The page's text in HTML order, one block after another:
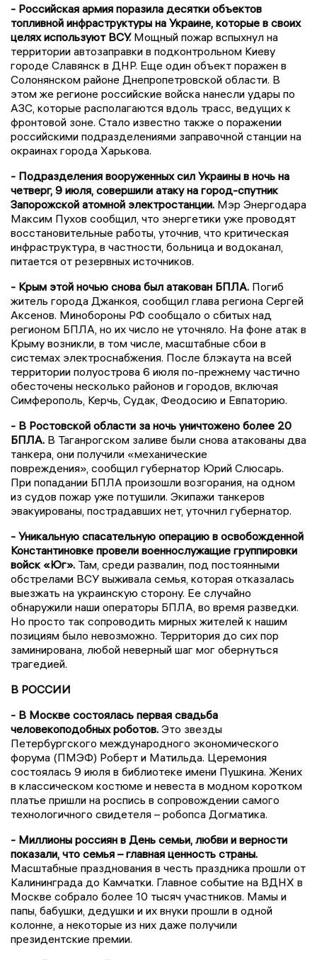
- Российская армия поразила десятки объектов
топливной инфраструктуры на Украине, которые в своих
целях используют ВСУ.Мощный пожар вспыхнул на
территории автозаправки в подконтрольном Киеву
городе Славянск в ДНР. Еще один объект поражен в
Солонянском районе Днепропетровской области. В
этом же регионе российские войска нанесли удары по
АЗС, которые располагаются вдоль трасс, ведущих к
фронтовой зоне. Стало известно также о поражении
российскими подразделениями заправочной станции на
окраинах города Харькова.
- Подразделения вооруженных сил Украины в ночь на
четверг, 9 июля, совершили атаку на город-спутник
Запорожской атомной электростанции. Мэр Энергодара
Максим Пухов сообщил, что энергетики уже проводят
восстановительные работы, уточнив, что критическая
инфраструктура, в частности, больница и водоканал,
питается от резервных источников.
- Крым этой ночью снова был атакован БПЛА. Погиб
житель города Джанкоя, сообщил глава региона Сергей
Аксенов. Минобороны РФ сообщало о сбитых над
регионом БПЛА, но их число не уточняло. На фоне атак в
Крыму возникли, в том числе, масштабные сбои в
системах электроснабжения. После блэкаута на всей
территории полуострова 6 июля по-прежнему частично
обесточены несколько районов и городов, включая
Симферополь, Керчь, Судак, Феодосию и Евпаторию.
- В Ростовской области за ночь уничтожено более 20
БПЛА. В Таганрогском заливе были снова атакованы два
танкера, они получили «механические
повреждения», сообщил губернатор Юрий Слюсарь.
При попадании БПЛА произошли возгорания, на одном
из судов пожар уже потушили. Экипажи танкеров
эвакуированы, пострадавших нет, уточнил губернатор.
- Уникальную спасательную операцию в освобожденной
Константиновке провели военнослужащие группировки
войск «Юг». Там, среди развалин, под постоянными
обстрелами ВСУ выживала семья, которая отказалась
выезжать на украинскую сторону. Ее случайно
обнаружили наши операторы БПЛА, во время разведки.
Но просто так сопроводить мирных жителей к нашим
позициям было невозможно. Территория до сих пор
заминирована, любой неверный шаг мог обернуться
трагедией.
В РОССИИ
- В Москве состоялась первая свадьба
человекоподобных роботов. Это звезды
Петербургского международного экономического
форума (ПМЭФ) Роберт и Матильда. Церемония
состоялась 9 июля в библиотеке имени Пушкина. Жених
в классическом костюме и невеста в модном коротком
платье пришли на роспись в сопровождении самого
технологичного свидетеля – робопса Догматика.
- Миллионы россиян в День семьи, любви и верности
показали, что семья – главная ценность страны.
Масштабные празднования в честь праздника прошли от
Калининграда до Камчатки. Главное событие на ВДНХ в
Москве собрало более 10 тысяч участников. Мамы и
папы, бабушки, дедушки и их внуки прошли в одной
колонне, а некоторые из них даже получили
президентские премии.